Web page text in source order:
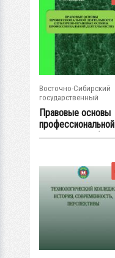
Восточно-Сибирский
государственный
университет...
Правовые основы
профессиональной
деятельности (...